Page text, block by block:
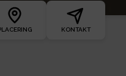
KONTAKT